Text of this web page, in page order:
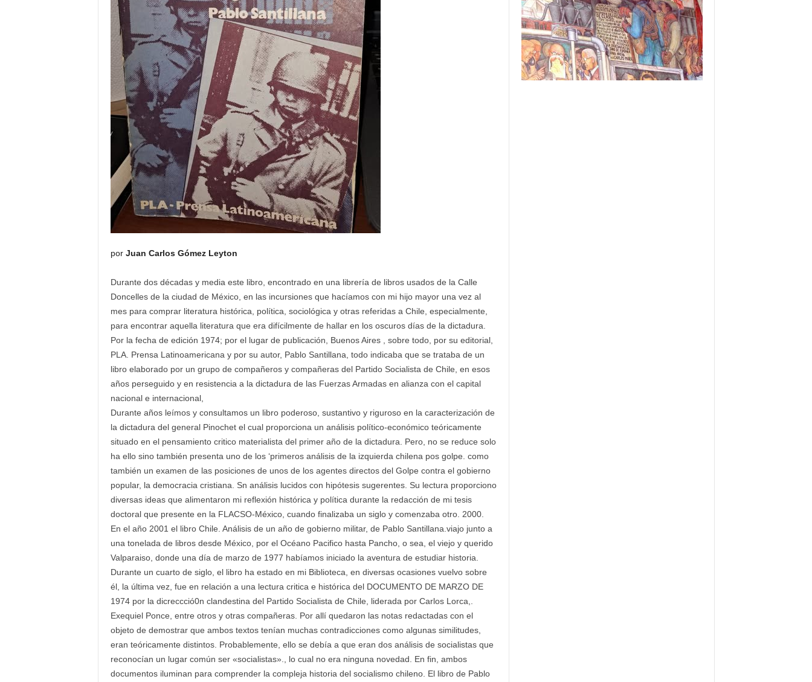
por Juan Carlos Gómez Leyton
Durante dos décadas y media este libro, encontrado en una librería de libros usados de la Calle
Doncelles de la ciudad de México, en las incursiones que hacíamos con mi hijo mayor una vez al
mes para comprar literatura histórica, política, sociológica y otras referidas a Chile, especialmente,
para encontrar aquella literatura que era difícilmente de hallar en los oscuros días de la dictadura.
Por la fecha de edición 1974; por el lugar de publicación, Buenos Aires , sobre todo, por su editorial,
PLA. Prensa Latinoamericana y por su autor, Pablo Santillana, todo indicaba que se trataba de un
libro elaborado por un grupo de compañeros y compañeras del Partido Socialista de Chile, en esos
años perseguido y en resistencia a la dictadura de las Fuerzas Armadas en alianza con el capital
nacional e internacional,
Durante años leímos y consultamos un libro poderoso, sustantivo y riguroso en la caracterización de
la dictadura del general Pinochet el cual proporciona un análisis político-económico teóricamente
situado en el pensamiento critico materialista del primer año de la dictadura. Pero, no se reduce solo
ha ello sino también presenta uno de los ‘primeros análisis de la izquierda chilena pos golpe. como
también un examen de las posiciones de unos de los agentes directos del Golpe contra el gobierno
popular, la democracia cristiana. Sn análisis lucidos con hipótesis sugerentes. Su lectura proporciono
diversas ideas que alimentaron mi reflexión histórica y política durante la redacción de mi tesis
doctoral que presente en la FLACSO-México, cuando finalizaba un siglo y comenzaba otro. 2000.
En el año 2001 el libro Chile. Análisis de un año de gobierno militar, de Pablo Santillana.viajo junto a
una tonelada de libros desde México, por el Océano Pacifico hasta Pancho, o sea, el viejo y querido
Valparaiso, donde una día de marzo de 1977 habíamos iniciado la aventura de estudiar historia.
Durante un cuarto de siglo, el libro ha estado en mi Biblioteca, en diversas ocasiones vuelvo sobre
él, la última vez, fue en relación a una lectura critica e histórica del DOCUMENTO DE MARZO DE
1974 por la dicreccció0n clandestina del Partido Socialista de Chile, liderada por Carlos Lorca,.
Exequiel Ponce, entre otros y otras compañeras. Por allí quedaron las notas redactadas con el
objeto de demostrar que ambos textos tenían muchas contradicciones como algunas similitudes,
eran teóricamente distintos. Probablemente, ello se debía a que eran dos análisis de socialistas que
reconocían un lugar común ser «socialistas»., lo cual no era ninguna novedad. En fin, ambos
documentos iluminan para comprender la compleja historia del socialismo chileno. El libro de Pablo